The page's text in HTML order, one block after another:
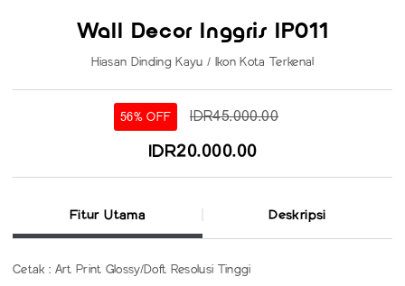
Wall Decor Inggris IP011
Hiasan Dinding Kayu / Ikon Kota Terkenal
56% OFF IDR45.000.00
IDR20.000.00
Fitur Utama Deskripsi
Cetak : Art Print Glossy/Doft Resolusi Tinggi